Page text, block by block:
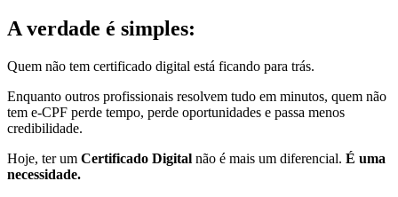
A verdade é simples:
Quem não tem certificado digital está ficando para trás.
Enquanto outros profissionais resolvem tudo em minutos, quem não
tem e-CPF perde tempo, perde oportunidades e passa menos
credibilidade.
Hoje, ter um Certificado Digital não é mais um diferencial. É uma
necessidade.